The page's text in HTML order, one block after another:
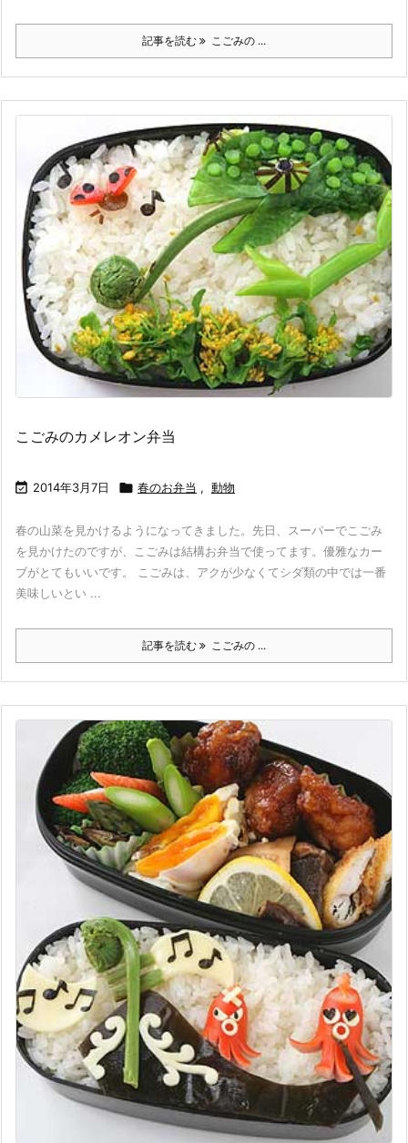
記事を読む こごみの ...
こごみのカメレオン弁当
 2014年3月7日  春のお弁当 , 動物
春の山菜を見かけるようになってきました。先日、スーパーでこごみ
を見かけたのですが、こごみは結構お弁当で使ってます。優雅なカー
ブがとてもいいです。 こごみは、アクが少なくてシダ類の中では一番
美味しいとい ...
記事を読む こごみの ...